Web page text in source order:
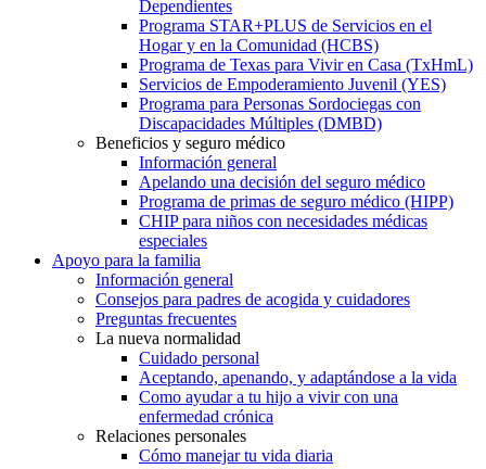
Dependientes
Programa STAR+PLUS de Servicios en el
Hogar y en la Comunidad (HCBS)
Programa de Texas para Vivir en Casa (TxHmL)
Servicios de Empoderamiento Juvenil (YES)
Programa para Personas Sordociegas con
Discapacidades Múltiples (DMBD)
Beneficios y seguro médico
Información general
Apelando una decisión del seguro médico
Programa de primas de seguro médico (HIPP)
CHIP para niños con necesidades médicas
especiales
Apoyo para la familia
Información general
Consejos para padres de acogida y cuidadores
Preguntas frecuentes
La nueva normalidad
Cuidado personal
Aceptando, apenando, y adaptándose a la vida
Como ayudar a tu hijo a vivir con una
enfermedad crónica
Relaciones personales
Cómo manejar tu vida diaria